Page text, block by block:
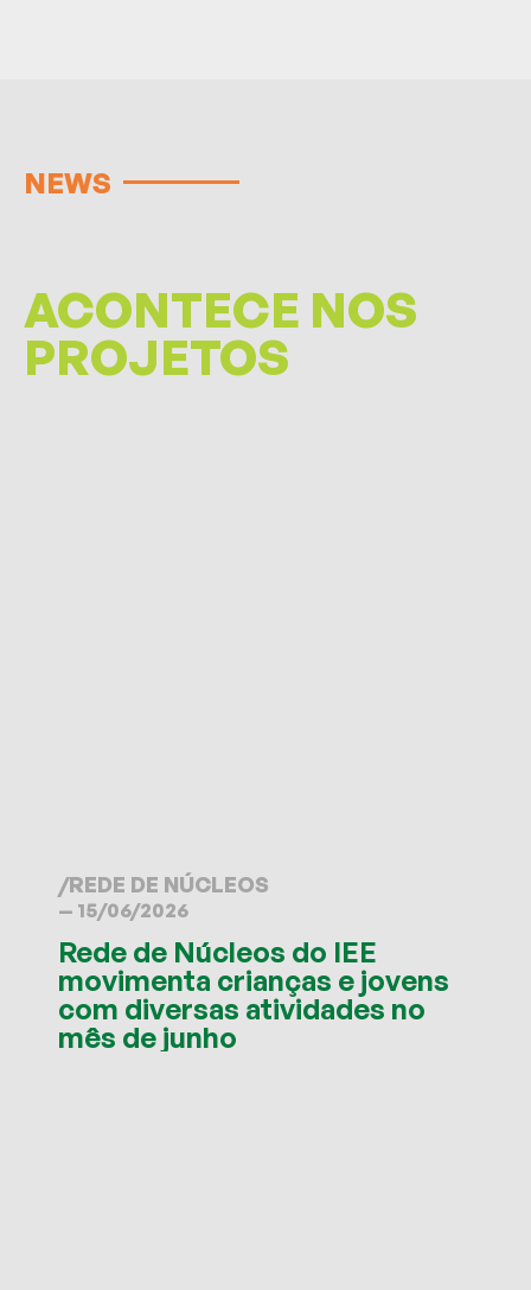
NEWS
ACONTECE NOS
PROJETOS
/REDE DE NÚCLEOS
— 15/06/2026
Rede de Núcleos do IEE
movimenta crianças e jovens
com diversas atividades no
mês de junho